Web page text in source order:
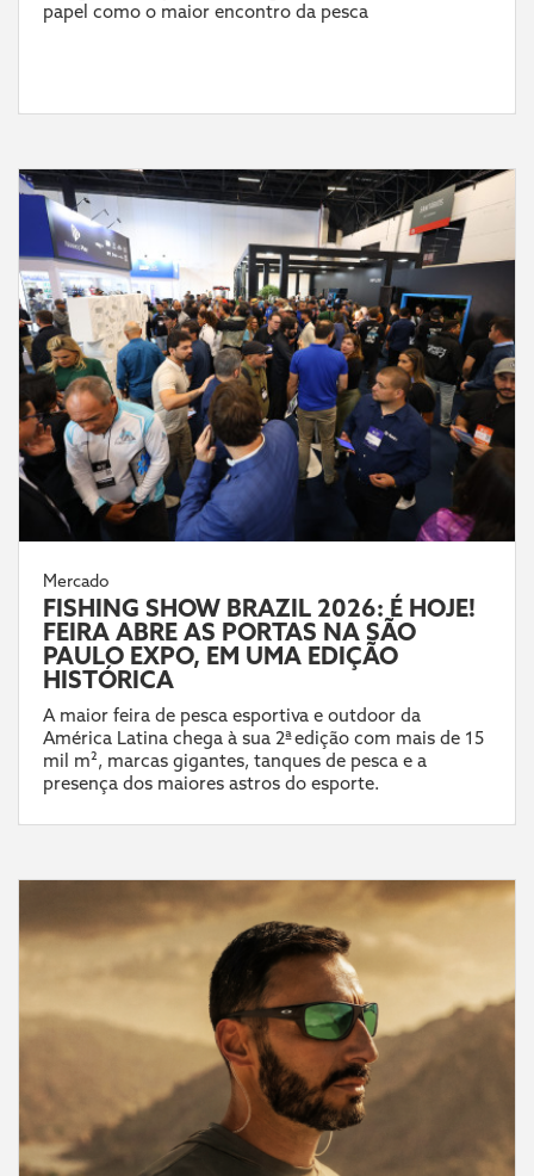
papel como o maior encontro da pesca
Mercado
FISHING SHOW BRAZIL 2026: É HOJE!
FEIRA ABRE AS PORTAS NA SÃO
PAULO EXPO, EM UMA EDIÇÃO
HISTÓRICA
A maior feira de pesca esportiva e outdoor da
América Latina chega à sua 2ª edição com mais de 15
mil m², marcas gigantes, tanques de pesca e a
presença dos maiores astros do esporte.